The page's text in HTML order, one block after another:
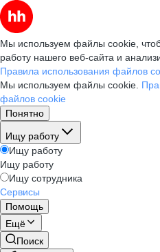
Мы используем файлы cookie,
работу нашего веб-сайта и
Правила использования файлов
Мы используем файлы cookie.
файлов cookie
Понятно
Ищу работу
Ищу работу
Ищу работу
Ищу сотрудника
Сервисы
Помощь
Ещё
Поиск